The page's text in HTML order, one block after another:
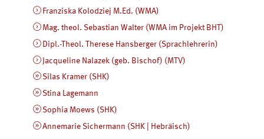
Franziska Kolodziej M.Ed. (WMA)
Mag. theol. Sebastian Walter (WMA im Projekt BHT)
Dipl.-Theol. Therese Hansberger (Sprachlehrerin)
Jacqueline Nalazek (geb. Bischof) (MTV)
Silas Kramer (SHK)
Stina Lagemann
Sophia Moews (SHK)
Annemarie Sichermann (SHK | Hebräisch)